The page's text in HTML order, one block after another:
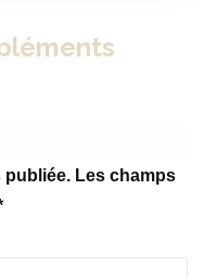
publiée. Les champs